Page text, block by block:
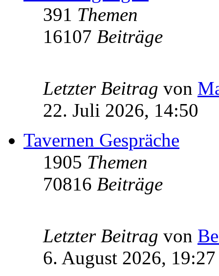
391 Themen
16107 Beiträge
Letzter Beitrag von
22. Juli 2026, 14:50
Tavernen Gespräche
1905 Themen
70816 Beiträge
Letzter Beitrag von
6. August 2026, 19:27